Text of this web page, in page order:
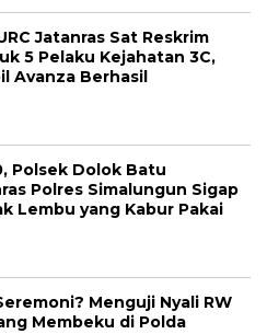
Jatanras Sat Reskrim
5 Pelaku Kejahatan 3C,
Avanza Berhasil
Polsek Dolok Batu
Polres Simalungun Sigap
Lembu yang Kabur Pakai
Menguji Nyali RW
Membeku di Polda